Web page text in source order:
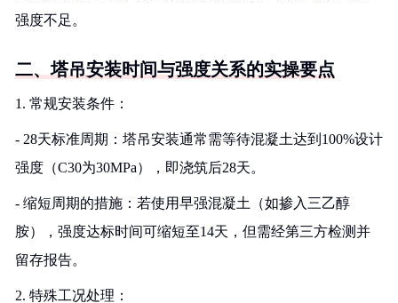
强度不足。
二、塔吊安装时间与强度关系的实操要点
1. 常规安装条件：
- 28天标准周期：塔吊安装通常需等待混凝土达到100%设计
强度（C30为30MPa），即浇筑后28天。
- 缩短周期的措施：若使用早强混凝土（如掺入三乙醇
胺），强度达标时间可缩短至14天，但需经第三方检测并
留存报告。
2. 特殊工况处理：